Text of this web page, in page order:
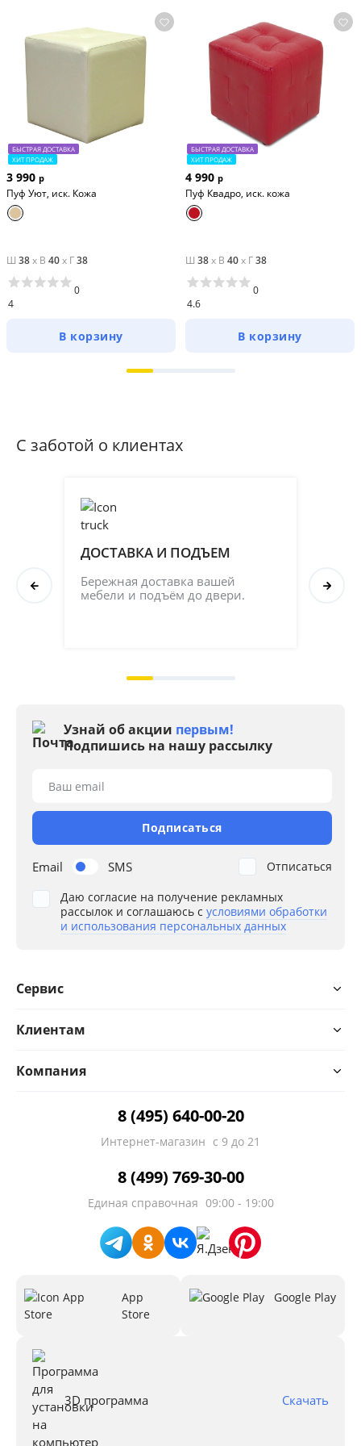
эксплуатации. Комбинация из разного типа
тканевых волокон продлевает срок службы.
Верхняя мебельная ткань имеет эффектный
внешний вид и отличается простотой в уходе.
Маленький размер
При габаритах: 33х33х46 см пуф подойдет для
любых пространств.
БЫСТРАЯ ДОСТАВКА
ХИТ ПРОДАЖ
3 990 р
Пуф Уют, иск. Кожа
Ш 38x В 40x Г38
4
0
В корзину
БЫСТРАЯ ДОСТАВКА
ХИТ ПРОДАЖ
4 990 р
Пуф Квадро, иск. кожа
Ш 38x В 40x Г38
4.6
0
В корзину
С заботой о клиентах
ДОСТАВКА И ПОДЪЕМ
Бережная доставка вашей
мебели и подъём до двери.
Узнай об акции первым!
Подпишись на нашу рассылку
Email SMS
Ваш email
Подписаться
Даю согласие на получение рекламных
рассылок и соглашаюсь с условиями обработки
и использования персональных данных
Отписаться
Сервис
Клиентам
Компания
8 (495) 640-00-20
Интернет-магазин с 9 до 21
8 (499) 769-30-00
Единая справочная 09:00 - 19:00
App
Store
Google Play
3D программа Скачать